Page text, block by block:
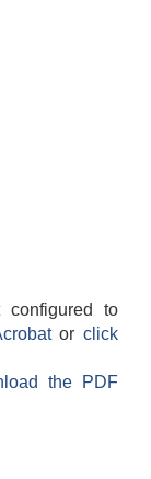
configured to
orclick
the PDF